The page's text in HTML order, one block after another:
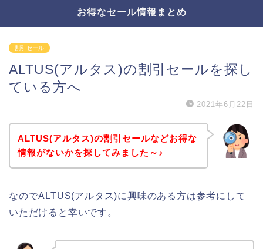
お得なセール情報まとめ
割引セール
ALTUS(アルタス)の割引セールを探し
ている方へ
2021年6月22日
ALTUS(アルタス)の割引セールなどお得な
情報がないかを探してみました～♪
なのでALTUS(アルタス)に興味のある方は参考にして
いただけると幸いです。